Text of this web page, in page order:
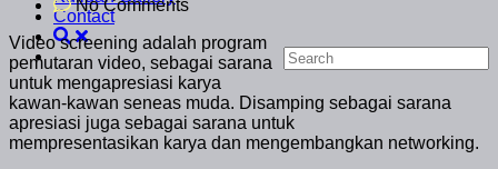
Contact
No Comments
Video screening adalah program
pemutaran video, sebagai sarana
untuk mengapresiasi karya
kawan-kawan seneas muda. Disamping sebagai sarana
apresiasi juga sebagai sarana untuk
mempresentasikan karya dan mengembangkan networking.